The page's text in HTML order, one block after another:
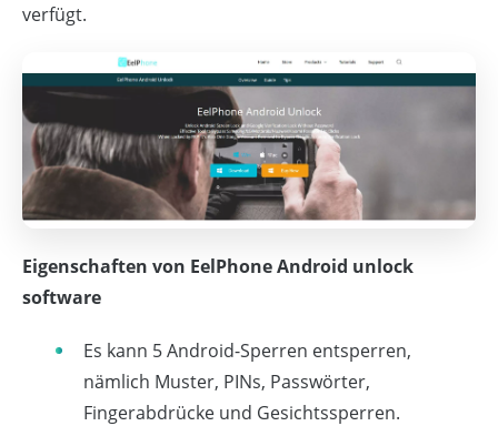
verfügt.
Eigenschaften von EelPhone Android unlock
software
Es kann 5 Android-Sperren entsperren,
nämlich Muster, PINs, Passwörter,
Fingerabdrücke und Gesichtssperren.